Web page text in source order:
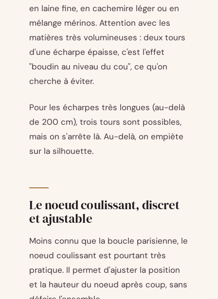
en laine fine, en cachemire léger ou en
mélange mérinos. Attention avec les
matières très volumineuses : deux tours
d'une écharpe épaisse, c'est l'effet
"boudin au niveau du cou", ce qu'on
cherche à éviter.
Pour les écharpes très longues (au-delà
de 200 cm), trois tours sont possibles,
mais on s'arrête là. Au-delà, on empiète
sur la silhouette.
Le noeud coulissant, discret
et ajustable
Moins connu que la boucle parisienne, le
noeud coulissant est pourtant très
pratique. Il permet d'ajuster la position
et la hauteur du noeud après coup, sans